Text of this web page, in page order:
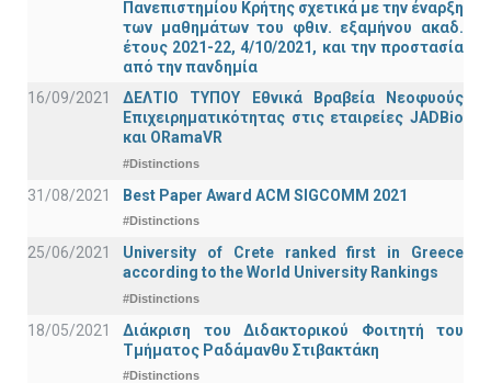
Πανεπιστημίου Κρήτης σχετικά με την έναρξη
των μαθημάτων του φθιν. εξαμήνου ακαδ.
έτους 2021-22, 4/10/2021, και την προστασία
από την πανδημία
16/09/2021
ΔΕΛΤΙΟ ΤΥΠΟΥ Εθνικά Βραβεία Νεοφυούς
Επιχειρηματικότητας στις εταιρείες JADBio
και ORamaVR
#Distinctions
31/08/2021 Best Paper Award ACM SIGCOMM 2021
#Distinctions
25/06/2021
University of Crete ranked first in Greece
according to the World University Rankings
#Distinctions
18/05/2021
Διάκριση του Διδακτορικού Φοιτητή του
Τμήματος Ραδάμανθυ Στιβακτάκη
#Distinctions